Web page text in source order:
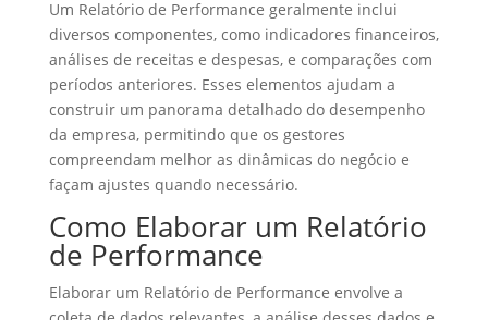
Um Relatório de Performance geralmente inclui
diversos componentes, como indicadores financeiros,
análises de receitas e despesas, e comparações com
períodos anteriores. Esses elementos ajudam a
construir um panorama detalhado do desempenho
da empresa, permitindo que os gestores
compreendam melhor as dinâmicas do negócio e
façam ajustes quando necessário.
Como Elaborar um Relatório
de Performance
Elaborar um Relatório de Performance envolve a